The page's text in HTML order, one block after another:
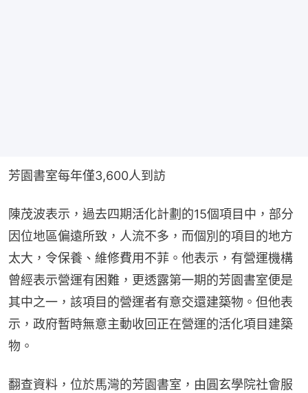
芳園書室每年僅3,600人到訪
陳茂波表示，過去四期活化計劃的15個項目中，部分
因位地區偏遠所致，人流不多，而個別的項目的地方
太大，令保養、維修費用不菲。他表示，有營運機構
曾經表示營運有困難，更透露第一期的芳園書室便是
其中之一，該項目的營運者有意交還建築物。但他表
示，政府暫時無意主動收回正在營運的活化項目建築
物。
翻查資料，位於馬灣的芳園書室，由圓玄學院社會服